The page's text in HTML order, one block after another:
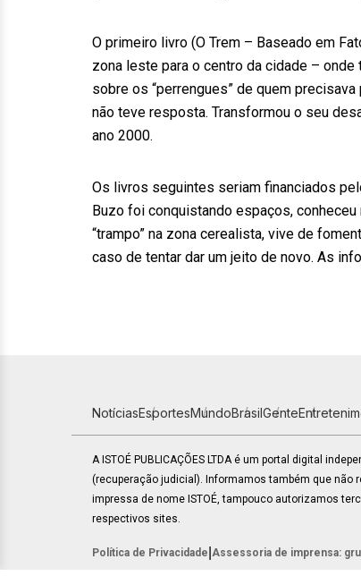
O primeiro livro (O Trem – Baseado em
zona leste para o centro da cidade –
sobre os “perrengues” de quem
não teve resposta. Transformou o seu
ano 2000.
Os livros seguintes seriam financiados
Buzo foi conquistando espaços,
“trampo” na zona cerealista, vive de
caso de tentar dar um jeito de novo. As
NotíciasEsportesMundoBrasilGente
A ISTOÉ PUBLICAÇÕES LTDA é um portal digital
(recuperação judicial). Informamos também que
impressa de nome ISTOÉ, tampouco autorizamos
respectivos sites.
Política de Privacidade Assessoria de imprensa: